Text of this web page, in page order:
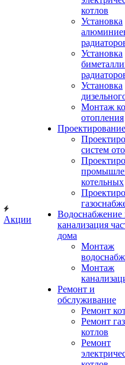
Акции
котлов
Установка
Установка
Установка
Монтаж
отопления
Проектирование
систем
котельных
Водоснабжение
канализация
дома
Монтаж
Монтаж
Ремонт и
обслуживание
Ремонт
Ремонт
котлов
Ремонт